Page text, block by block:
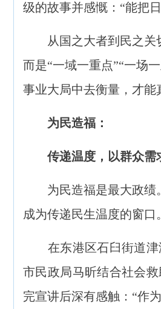
级的故事并感慨：“能把
从国之大者到民之关切
而是“一域一重点”“一场
事业大局中去衡量，才能
为民造福：
传递温度，以群众需
为民造福是最大政绩。
成为传递民生温度的窗口。
在东港区石臼街道津海
市民政局马昕结合社会
完宣讲后深有感触：“作